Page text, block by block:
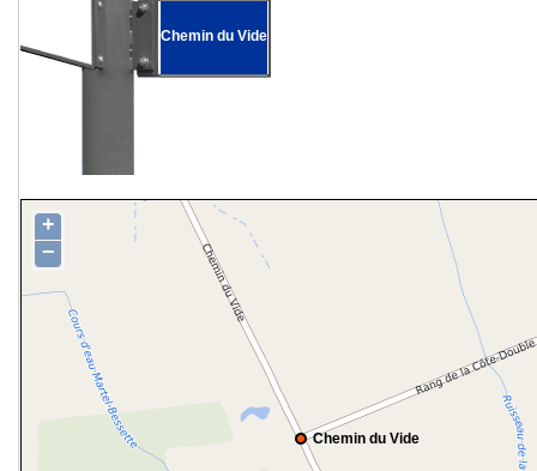
Chemin du Vide
Chemin du Vide
+
−